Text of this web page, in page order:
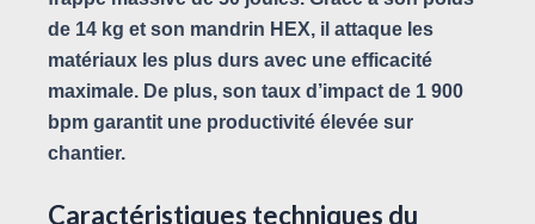
de 14 kg et son mandrin HEX, il attaque les
matériaux les plus durs avec une efficacité
maximale. De plus, son taux d’impact de 1 900
bpm garantit une productivité élevée sur
chantier.
Caractéristiques techniques du